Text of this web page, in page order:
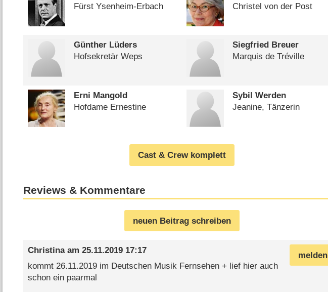
Fürst Ysenheim-Erbach
Christel von der Post
Günther Lüders
Hofsekretär Weps
Siegfried Breuer
Marquis de Tréville
Erni Mangold
Hofdame Ernestine
Sybil Werden
Jeanine, Tänzerin
Cast & Crew komplett
Reviews & Kommentare
neuen Beitrag schreiben
melden
Christinaam 25.11.2019 17:17
kommt 26.11.2019 im Deutschen Musik Fernsehen + lief hier auch
schon ein paarmal